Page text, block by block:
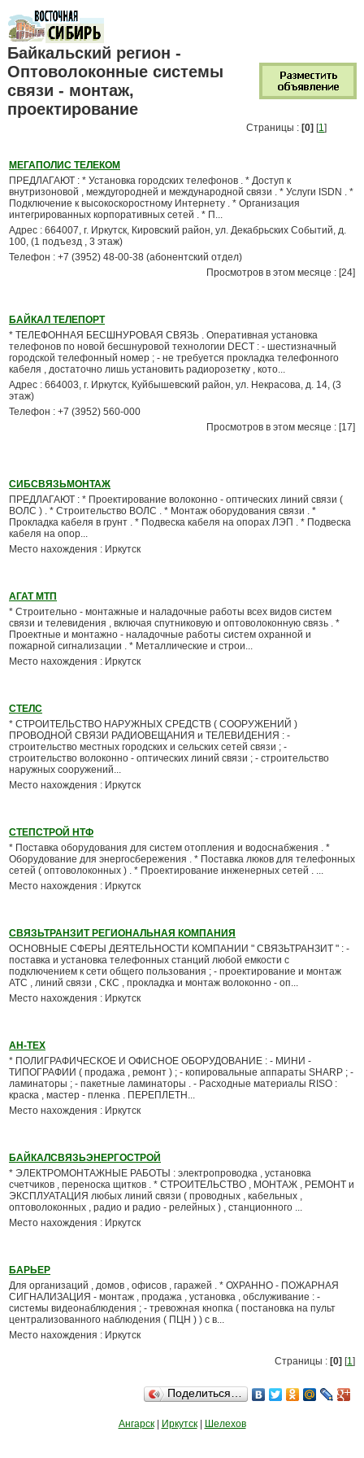
Байкальский регион -
Оптоволоконные системы
связи - монтаж,
проектирование
Страницы : [0] [1]
МЕГАПОЛИС ТЕЛЕКОМ
ПРЕДЛАГАЮТ : * Установка городских телефонов . * Доступ к
внутризоновой , междугородней и международной связи . * Услуги ISDN . *
Подключение к высокоскоростному Интернету . * Организация
интегрированных корпоративных сетей . * П...
Адрес : 664007, г. Иркутск, Кировский район, ул. Декабрьских Событий, д.
100, (1 подъезд , 3 этаж)
Телефон : +7 (3952) 48-00-38 (абонентский отдел)
Просмотров в этом месяце : [24]
БАЙКАЛ ТЕЛЕПОРТ
* ТЕЛЕФОННАЯ БЕСШНУРОВАЯ СВЯЗЬ . Оперативная установка
телефонов по новой бесшнуровой технологии DECT : - шестизначный
городской телефонный номер ; - не требуется прокладка телефонного
кабеля , достаточно лишь установить радиорозетку , кото...
Адрес : 664003, г. Иркутск, Куйбышевский район, ул. Некрасова, д. 14, (3
этаж)
Телефон : +7 (3952) 560-000
Просмотров в этом месяце : [17]
СИБСВЯЗЬМОНТАЖ
ПРЕДЛАГАЮТ : * Проектирование волоконно - оптических линий связи (
ВОЛС ) . * Строительство ВОЛС . * Монтаж оборудования связи . *
Прокладка кабеля в грунт . * Подвеска кабеля на опорах ЛЭП . * Подвеска
кабеля на опор...
Место нахождения : Иркутск
АГАТ МТП
* Строительно - монтажные и наладочные работы всех видов систем
связи и телевидения , включая спутниковую и оптоволоконную связь . *
Проектные и монтажно - наладочные работы систем охранной и
пожарной сигнализации . * Металлические и строи...
Место нахождения : Иркутск
СТЕЛС
* СТРОИТЕЛЬСТВО НАРУЖНЫХ СРЕДСТВ ( СООРУЖЕНИЙ )
ПРОВОДНОЙ СВЯЗИ РАДИОВЕЩАНИЯ и ТЕЛЕВИДЕНИЯ : -
строительство местных городских и сельских сетей связи ; -
строительство волоконно - оптических линий связи ; - строительство
наружных сооружений...
Место нахождения : Иркутск
СТЕПСТРОЙ НТФ
* Поставка оборудования для систем отопления и водоснабжения . *
Оборудование для энергосбережения . * Поставка люков для телефонных
сетей ( оптоволоконных ) . * Проектирование инженерных сетей . ...
Место нахождения : Иркутск
СВЯЗЬТРАНЗИТ РЕГИОНАЛЬНАЯ КОМПАНИЯ
ОСНОВНЫЕ СФЕРЫ ДЕЯТЕЛЬНОСТИ КОМПАНИИ " СВЯЗЬТРАНЗИТ " : -
поставка и установка телефонных станций любой емкости с
подключением к сети общего пользования ; - проектирование и монтаж
АТС , линий связи , СКС , прокладка и монтаж волоконно - оп...
Место нахождения : Иркутск
АН-ТЕХ
* ПОЛИГРАФИЧЕСКОЕ И ОФИСНОЕ ОБОРУДОВАНИЕ : - МИНИ -
ТИПОГРАФИИ ( продажа , ремонт ) ; - копировальные аппараты SHARP ; -
ламинаторы ; - пакетные ламинаторы . - Расходные материалы RISO :
краска , мастер - пленка . ПЕРЕПЛЕТН...
Место нахождения : Иркутск
БАЙКАЛСВЯЗЬЭНЕРГОСТРОЙ
* ЭЛЕКТРОМОНТАЖНЫЕ РАБОТЫ : электропроводка , установка
счетчиков , переноска щитков . * CТРОИТЕЛЬСТВО , МОНТАЖ , РЕМОНТ и
ЭКСПЛУАТАЦИЯ любых линий связи ( проводных , кабельных ,
оптоволоконных , радио и радио - релейных ) , станционного ...
Место нахождения : Иркутск
БАРЬЕР
Для организаций , домов , офисов , гаражей . * ОХРАННО - ПОЖАРНАЯ
СИГНАЛИЗАЦИЯ - монтаж , продажа , установка , обслуживание : -
системы видеонаблюдения ; - тревожная кнопка ( постановка на пульт
централизованного наблюдения ( ПЦН ) ) с в...
Место нахождения : Иркутск
Страницы : [0] [1]
Поделиться…
Ангарск| Иркутск| Шелехов